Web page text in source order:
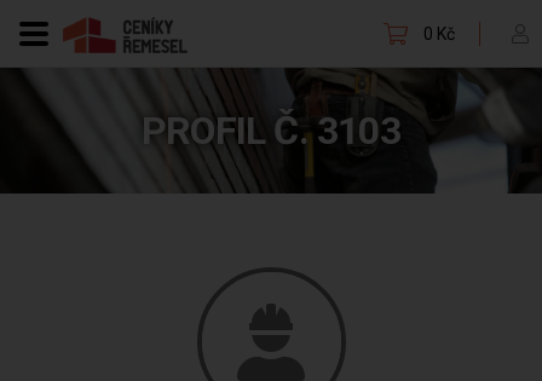
0 Kč
PROFIL Č. 3103